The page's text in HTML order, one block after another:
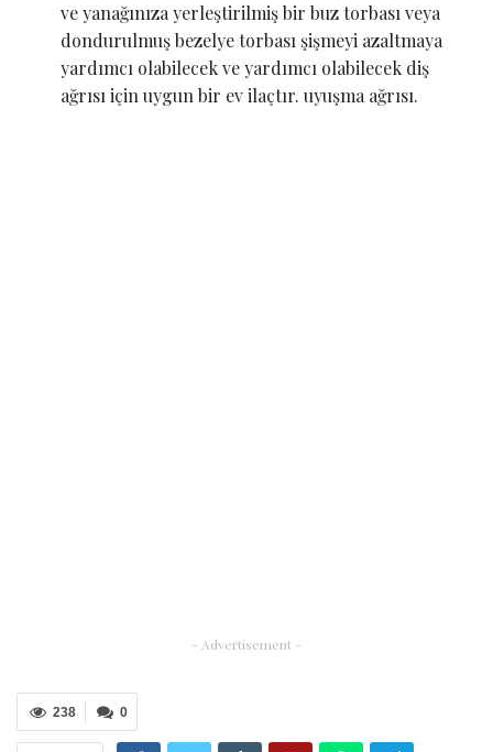
ve yanağınıza yerleştirilmiş bir buz torbası veya
dondurulmuş bezelye torbası şişmeyi azaltmaya
yardımcı olabilecek ve yardımcı olabilecek diş
ağrısı için uygun bir ev ilaçtır. uyuşma ağrısı.
- Advertisement -
0
238